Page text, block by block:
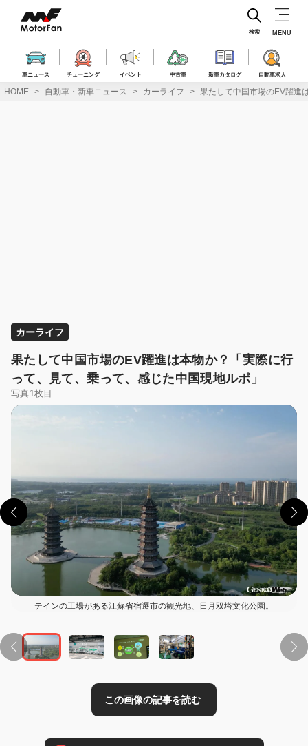
ス
車ニュース チューニング イベント 中古車 新車カタログ 自動車求人
検索 MENU
HOME 自動車・新車ニュース カーライフ 果たして中国市場のEV躍進
カーライフ
果たして中国市場のEV躍進は本物か？「実際に行
って、見て、乗って、感じた中国現地ルポ」
写真1枚目
テインの工場がある江蘇省宿遷市の観光地、日月双塔文化公園。
この画像の記事を読む